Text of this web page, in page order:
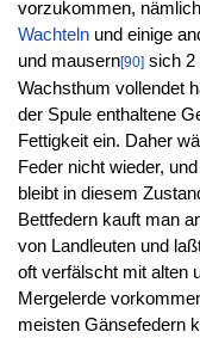
vorzukommen,
Wachtelnund einige
und mausern[90]sich 2
Wachsthum vollendet
der Spule enthaltene
Fettigkeit ein. Daher
Feder nicht wieder,
bleibt in diesem
Bettfedern kauft man
von Landleuten und
oft verfälscht mit alten
Mergelerde
meisten Gänsefedern